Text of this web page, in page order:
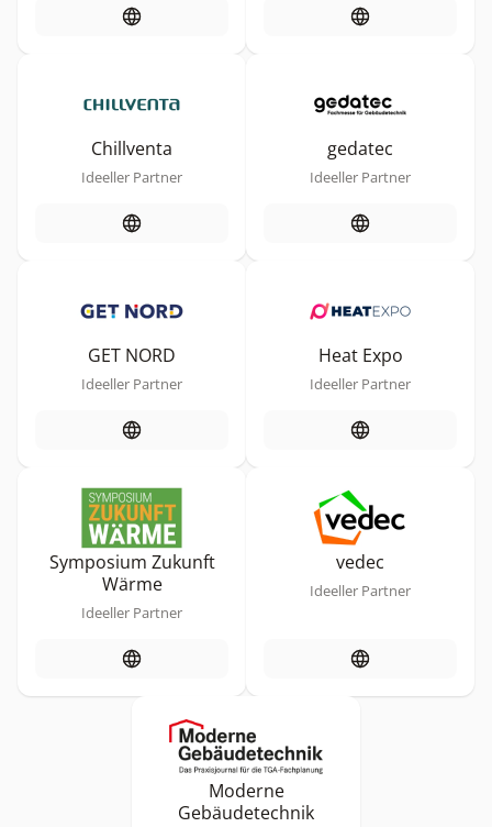
Chillventa
Ideeller Partner
gedatec
Ideeller Partner
GET NORD
Ideeller Partner
Heat Expo
Ideeller Partner
Symposium Zukunft
Wärme
Ideeller Partner
vedec
Ideeller Partner
Moderne
Gebäudetechnik